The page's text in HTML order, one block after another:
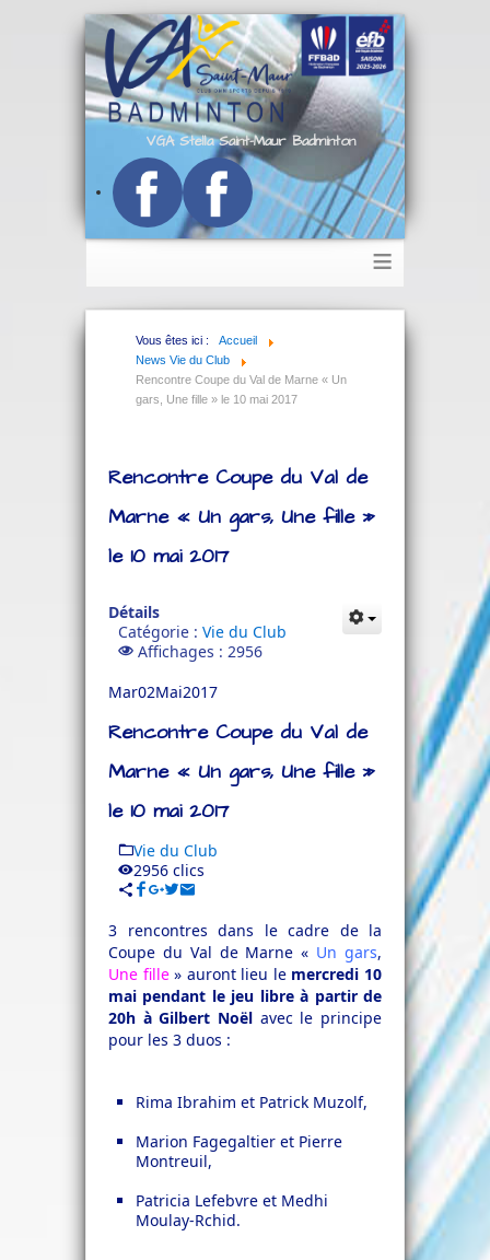
VGA Stella Saint-Maur Badminton
≡
Vous êtes ici :
Accueil
News Vie du Club
Rencontre Coupe du Val de Marne « Un
gars, Une fille » le 10 mai 2017
Rencontre Coupe du Val de
Marne « Un gars, Une fille »
le 10 mai 2017
Détails
Catégorie : Vie du Club
Affichages : 2956
Mar02Mai2017
Rencontre Coupe du Val de
Marne « Un gars, Une fille »
le 10 mai 2017
Vie du Club
2956 clics
3 rencontres dans le cadre de la
Coupe du Val de Marne « Un gars,
Une fille» auront lieu le mercredi 10
mai pendant le jeu libre à partir de
20h à Gilbert Noël avec le principe
pour les 3 duos :
Rima Ibrahim et Patrick Muzolf,
Marion Fagegaltier et Pierre
Montreuil,
Patricia Lefebvre et Medhi
Moulay-Rchid.